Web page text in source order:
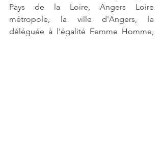
Pays de la Loire, Angers Loire
métropole, la ville d'Angers, la
déléguée à l'égalité Femme Homme,